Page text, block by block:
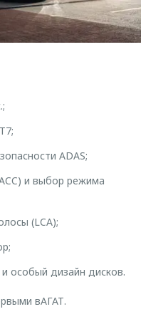
ADAS;
и выбор режима
(LCA);
особый дизайн дисков.
вАГАТ.